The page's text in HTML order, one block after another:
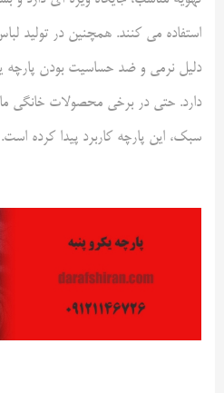
استفاده می کنند. همچنین در تولید
دلیل نرمی و ضد حساسیت بودن پارچه
دارد. حتی در برخی محصولات خانگی
سبک، این پارچه کاربرد پیدا کرده است.